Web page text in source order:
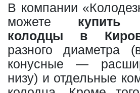
В компании
можете купить
колодцы в
разного диаметра
конусные —
низу) и отдельные